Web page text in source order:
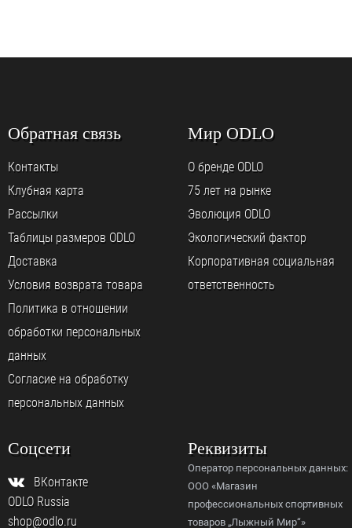
Обратная связь
Контакты
Клубная карта
Рассылки
Таблицы размеров ODLO
Доставка
Условия возврата товара
Политика в отношении
обработки персональных
данных
Согласие на обработку
персональных данных
Мир ODLO
О бренде ODLO
75 лет на рынке
Эволюция ODLO
Экологический фактор
Корпоративная социальная
ответственность
Соцсети
ВКонтакте
ODLO Russia
shop@odlo.ru
Реквизиты
Оператор персональных данных:
ООО «Магазин
профессиональных спортивных
товаров „Лыжный Мир“»